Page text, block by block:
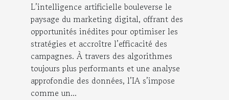
L’intelligence artificielle bouleverse le
paysage du marketing digital, offrant des
opportunités inédites pour optimiser les
stratégies et accroître l’efficacité des
campagnes. À travers des algorithmes
toujours plus performants et une analyse
approfondie des données, l’IA s’impose
comme un...